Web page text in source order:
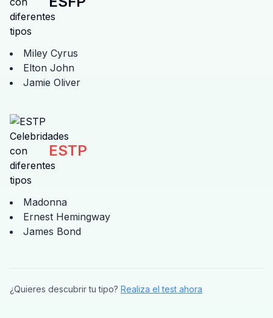
Miley Cyrus
Elton John
Jamie Oliver
ESTP
Madonna
Ernest Hemingway
James Bond
¿Quieres descubrir tu tipo? Realiza el test ahora